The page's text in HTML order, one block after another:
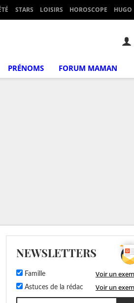
STARS LOISIRS HOROSCOPE HUGO
PRÉNOMS FORUM MAMAN
NEWSLETTERS
Famille Voir un
Astuces de la rédac Voir un